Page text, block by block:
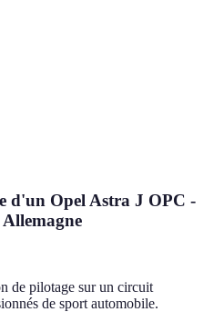
d'un Opel Astra J OPC -
de pilotage sur un circuit
de sport automobile.